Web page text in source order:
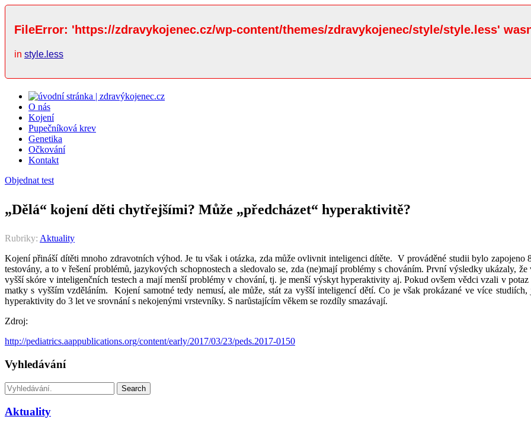
FileError: 'https://zdravykojenec.cz/wp-content/themes/zdravykojenec/style/style.less'
in style.less
O nás
Kojení
Pupečníková krev
Genetika
Očkování
Kontakt
Objednat test
„Dělá“ kojení děti chytřejšími? Může „předcházet“ hyperaktivitě?
Rubriky: Aktuality
Kojení přináší dítěti mnoho zdravotních výhod. Je tu však i otázka, zda může ovlivnit inteligenci dítěte. V prováděné studii bylo
testovány, a to v řešení problémů, jazykových schopnostech a sledovalo se, zda (ne)mají problémy s chováním. První výsledky ukázaly,
vyšší skóre v inteligenčních testech a mají menší problémy v chování, tj. je menší výskyt hyperaktivity aj. Pokud ovšem vědci vzali v
matky s vyšším vzděláním. Kojení samotné tedy nemusí, ale může, stát za vyšší inteligencí dětí. Co je však prokázané ve více
hyperaktivity do 3 let ve srovnání s nekojenými vrstevníky. S narůstajícím věkem se rozdíly smazávají.
Zdroj:
http://pediatrics.aappublications.org/content/early/2017/03/23/peds.2017-0150
Vyhledávání
Search
Aktuality